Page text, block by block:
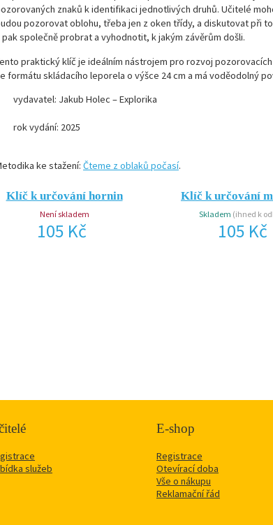
znaků k identifikaci jednotlivých druhů. Učitelé
pozorovat oblohu, třeba jen z oken třídy, a diskutovat při
pak společně probrat a vyhodnotit, k jakým závěrům došli.
praktický klíč je ideálním nástrojem pro rozvoj
formátu skládacího leporela o výšce 24 cm a má voděodolný
vydavatel: Jakub Holec – Explorika
rok vydání: 2025
ke stažení: Čteme z oblaků počasí.
Klíč k určování hornin
Není skladem
105 Kč
Klíč k určování
Skladem (ihned k
105 Kč
služeb
E-shop
Registrace
Otevírací doba
Vše o nákupu
Reklamační řád